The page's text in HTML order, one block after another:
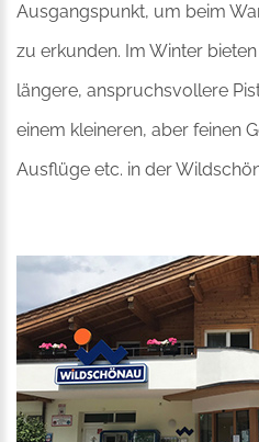
Ausgangspunkt, um beim
zu erkunden. Im Winter
längere, anspruchsvollere
einem kleineren, aber feinen
Ausflüge etc. in der